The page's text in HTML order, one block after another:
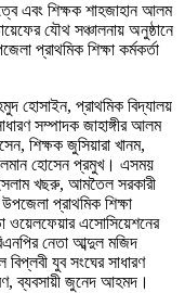
এবং শিক্ষক শাহজাহান আলম
যৌথ সঞ্চালনায় অনুষ্ঠানে
প্রাথমিক শিক্ষা কর্মকর্তা
হোসাইন, প্রাথমিক বিদ্যালয়
সম্পাদক জাহাঙ্গীর আলম
শিক্ষক জুসিয়ারা খানম,
হোসেন প্রমুখ। এসময়
খছরু, আমতৈল সরকারী
প্রাথমিক শিক্ষা
ওয়েলফেয়ার এসোসিয়েশনের
নেতা আব্দুল মজিদ
যুব সংঘের সাধারণ
ব্যবসায়ী জুনেদ আহমদ।